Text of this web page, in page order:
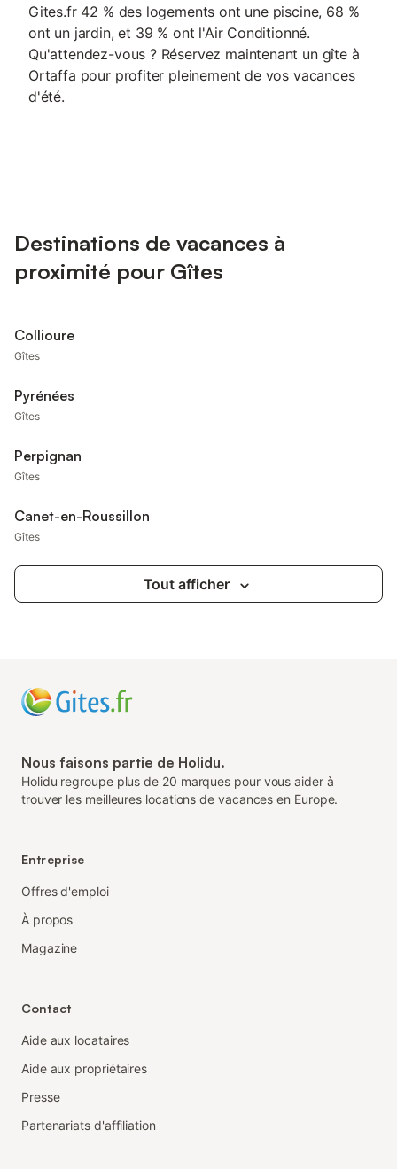
Gites.fr 42 % des logements ont une piscine, 68 %
ont un jardin, et 39 % ont l'Air Conditionné.
Qu'attendez-vous ? Réservez maintenant un gîte à
Ortaffa pour profiter pleinement de vos vacances
d'été.
Destinations de vacances à
proximité pour Gîtes
Collioure
Gîtes
Pyrénées
Gîtes
Perpignan
Gîtes
Canet-en-Roussillon
Gîtes
Tout afficher
Nous faisons partie de Holidu.
Holidu regroupe plus de 20 marques pour vous aider à
trouver les meilleures locations de vacances en Europe.
Entreprise
Offres d'emploi
À propos
Magazine
Contact
Aide aux locataires
Aide aux propriétaires
Presse
Partenariats d'affiliation